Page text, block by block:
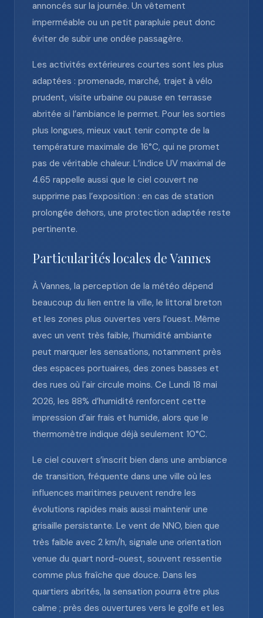
annoncés sur la journée. Un vêtement
imperméable ou un petit parapluie peut donc
éviter de subir une ondée passagère.
Les activités extérieures courtes sont les plus
adaptées : promenade, marché, trajet à vélo
prudent, visite urbaine ou pause en terrasse
abritée si l’ambiance le permet. Pour les sorties
plus longues, mieux vaut tenir compte de la
température maximale de 16°C, qui ne promet
pas de véritable chaleur. L’indice UV maximal de
4.65 rappelle aussi que le ciel couvert ne
supprime pas l’exposition : en cas de station
prolongée dehors, une protection adaptée reste
pertinente.
Particularités locales de Vannes
À Vannes, la perception de la météo dépend
beaucoup du lien entre la ville, le littoral breton
et les zones plus ouvertes vers l’ouest. Même
avec un vent très faible, l’humidité ambiante
peut marquer les sensations, notamment près
des espaces portuaires, des zones basses et
des rues où l’air circule moins. Ce Lundi 18 mai
2026, les 88% d’humidité renforcent cette
impression d’air frais et humide, alors que le
thermomètre indique déjà seulement 10°C.
Le ciel couvert s’inscrit bien dans une ambiance
de transition, fréquente dans une ville où les
influences maritimes peuvent rendre les
évolutions rapides mais aussi maintenir une
grisaille persistante. Le vent de NNO, bien que
très faible avec 2 km/h, signale une orientation
venue du quart nord-ouest, souvent ressentie
comme plus fraîche que douce. Dans les
quartiers abrités, la sensation pourra être plus
calme ; près des ouvertures vers le golfe et les